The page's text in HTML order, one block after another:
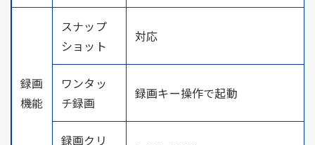
録画
機能
スナップ
ショット
対応
ワンタッ
チ録画
録画キー操作で起動
録画クリ